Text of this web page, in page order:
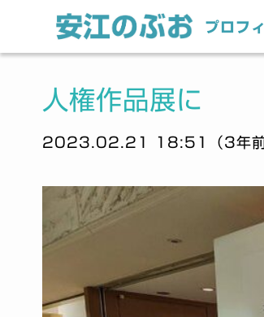
プロフ
人権作品展に
2023.02.21 18:51（3年